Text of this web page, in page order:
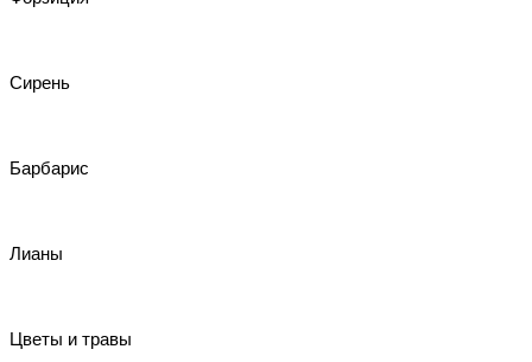
Сирень
Барбарис
Лианы
Цветы и травы